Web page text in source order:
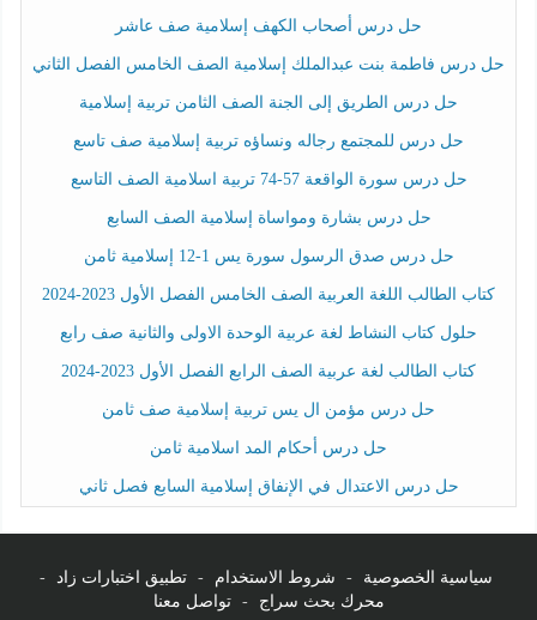
حل درس أصحاب الكهف إسلامية صف عاشر
حل درس فاطمة بنت عبدالملك إسلامية الصف الخامس الفصل الثاني
حل درس الطريق إلى الجنة الصف الثامن تربية إسلامية
حل درس للمجتمع رجاله ونساؤه تربية إسلامية صف تاسع
حل درس سورة الواقعة 57-74 تربية اسلامية الصف التاسع
حل درس بشارة ومواساة إسلامية الصف السابع
حل درس صدق الرسول سورة يس 1-12 إسلامية ثامن
كتاب الطالب اللغة العربية الصف الخامس الفصل الأول 2023-2024
حلول كتاب النشاط لغة عربية الوحدة الاولى والثانية صف رابع
كتاب الطالب لغة عربية الصف الرابع الفصل الأول 2023-2024
حل درس مؤمن ال يس تربية إسلامية صف ثامن
حل درس أحكام المد اسلامية ثامن
حل درس الاعتدال في الإنفاق إسلامية السابع فصل ثاني
سياسية الخصوصية - شروط الاستخدام - تطبيق اختبارات زاد
-
محرك بحث سراج
- تواصل معنا